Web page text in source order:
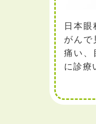
日本
がんで
痛い、
に診療